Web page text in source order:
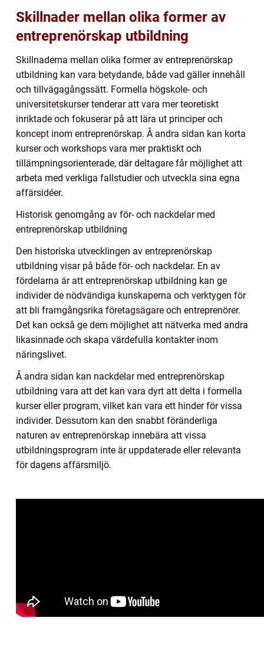
Skillnader mellan olika former av
entreprenörskap utbildning
Skillnaderna mellan olika former av entreprenörskap
utbildning kan vara betydande, både vad gäller innehåll
och tillvägagångssätt. Formella högskole- och
universitetskurser tenderar att vara mer teoretiskt
inriktade och fokuserar på att lära ut principer och
koncept inom entreprenörskap. Å andra sidan kan korta
kurser och workshops vara mer praktiskt och
tillämpningsorienterade, där deltagare får möjlighet att
arbeta med verkliga fallstudier och utveckla sina egna
affärsidéer.
Historisk genomgång av för- och nackdelar med
entreprenörskap utbildning
Den historiska utvecklingen av entreprenörskap
utbildning visar på både för- och nackdelar. En av
fördelarna är att entreprenörskap utbildning kan ge
individer de nödvändiga kunskaperna och verktygen för
att bli framgångsrika företagsägare och entreprenörer.
Det kan också ge dem möjlighet att nätverka med andra
likasinnade och skapa värdefulla kontakter inom
näringslivet.
Å andra sidan kan nackdelar med entreprenörskap
utbildning vara att det kan vara dyrt att delta i formella
kurser eller program, vilket kan vara ett hinder för vissa
individer. Dessutom kan den snabbt föränderliga
naturen av entreprenörskap innebära att vissa
utbildningsprogram inte är uppdaterade eller relevanta
för dagens affärsmiljö.